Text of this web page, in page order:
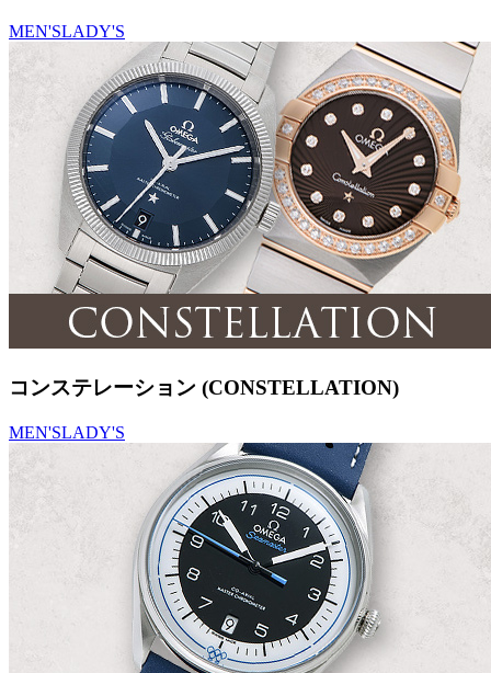
MEN'SLADY'S
コンステレーション (CONSTELLATION)
MEN'SLADY'S